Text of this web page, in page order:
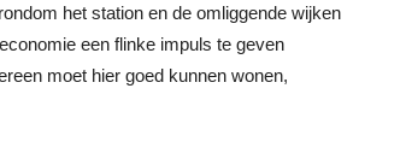
het station en de omliggende wijken
een flinke impuls te geven
moet hier goed kunnen wonen,